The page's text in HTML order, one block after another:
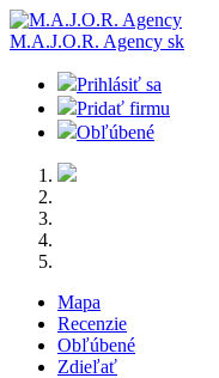
M.A.J.O.R. Agency sk
Prihlásiť sa
Pridať firmu
Obľúbené
Mapa
Recenzie
Obľúbené
Zdieľať